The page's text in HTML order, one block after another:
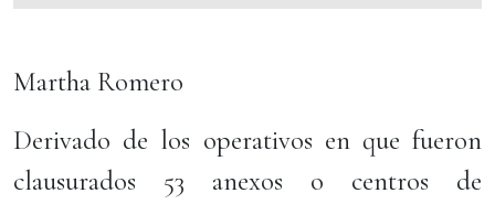
Martha Romero
Derivado de los operativos en que fueron
clausurados 53 anexos o centros de